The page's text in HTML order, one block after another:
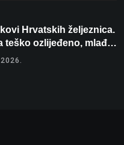
Hrvatskih željeznica.
teško ozlijeđeno, mlađa